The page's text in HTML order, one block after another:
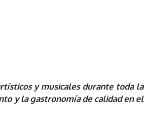
y musicales durante toda la
y la gastronomía de calidad en el